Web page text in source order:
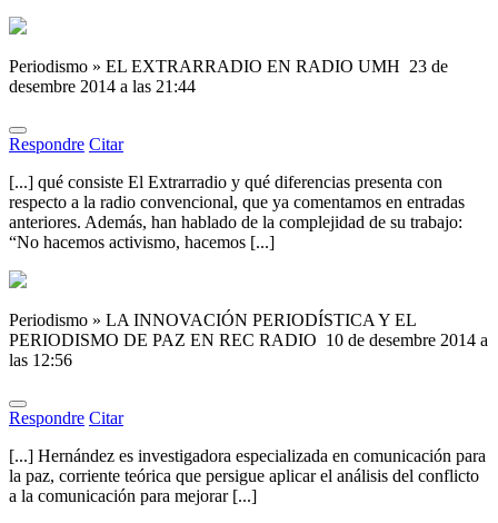
Periodismo » EL EXTRARRADIO EN RADIO UMH 23 de
desembre 2014 a las 21:44
Respondre Citar
[...] qué consiste El Extrarradio y qué diferencias presenta con
respecto a la radio convencional, que ya comentamos en entradas
anteriores. Además, han hablado de la complejidad de su trabajo:
“No hacemos activismo, hacemos [...]
Periodismo » LA INNOVACIÓN PERIODÍSTICA Y EL
PERIODISMO DE PAZ EN REC RADIO 10 de desembre 2014 a
las 12:56
Respondre Citar
[...] Hernández es investigadora especializada en comunicación para
la paz, corriente teórica que persigue aplicar el análisis del conflicto
a la comunicación para mejorar [...]